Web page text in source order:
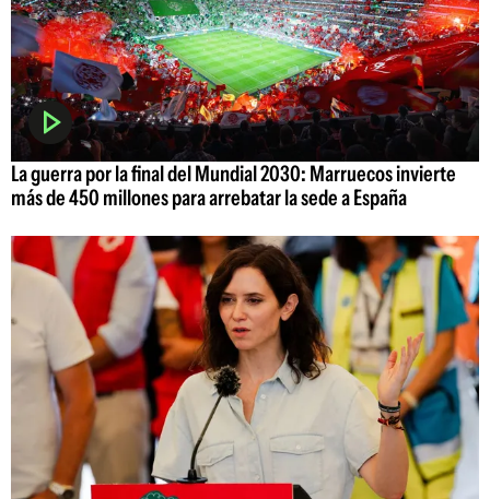
La guerra por la final del Mundial 2030: Marruecos invierte
más de 450 millones para arrebatar la sede a España